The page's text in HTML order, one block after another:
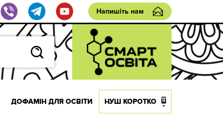
Напишіть нам
ДОФАМІН ДЛЯ ОСВІТИ НУШ КОРОТКО